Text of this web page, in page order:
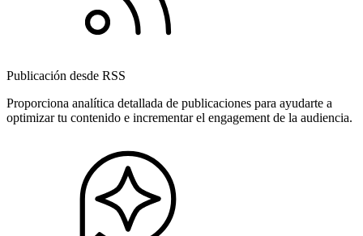
Publicación desde RSS
Proporciona analítica detallada de publicaciones para ayudarte a
optimizar tu contenido e incrementar el engagement de la audiencia.